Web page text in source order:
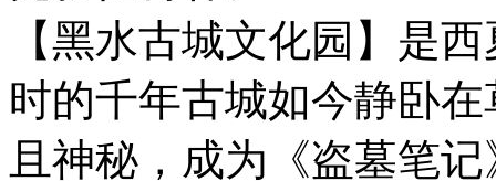
【黑水古城文化园】是
时的千年古城如今静卧
且神秘，成为《盗墓笔